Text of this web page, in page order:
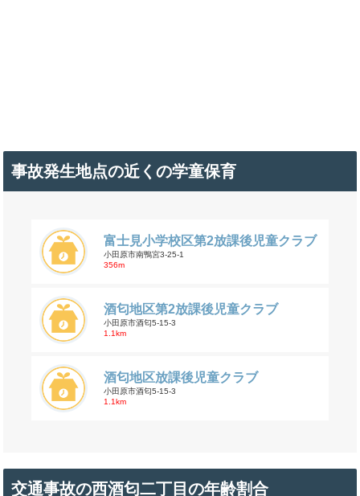
事故発生地点の近くの学童保育
富士見小学校区第2放課後児童クラブ
小田原市南鴨宮3-25-1
356m
酒匂地区第2放課後児童クラブ
小田原市酒匂5-15-3
1.1km
酒匂地区放課後児童クラブ
小田原市酒匂5-15-3
1.1km
交通事故の西酒匂二丁目の年齢割合